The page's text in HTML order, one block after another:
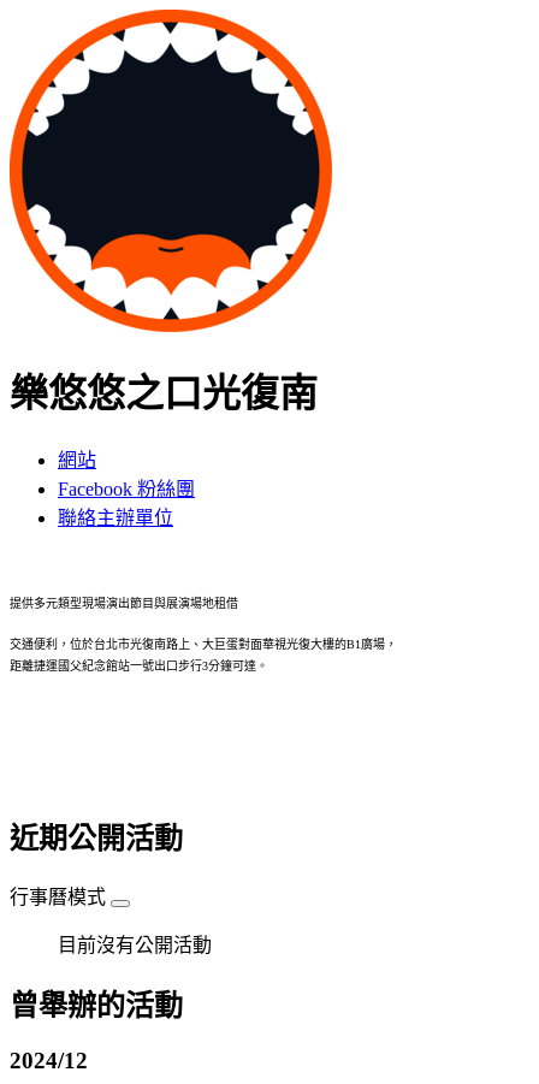
樂悠悠之口光復南
網站
Facebook 粉絲團
聯絡主辦單位
提供多元類型現場演出節目與展演場地租借
交通便利，位於台北市光復南路上、大巨蛋對面華視光復大樓的B1廣場，
距離捷運國父紀念館站一號出口步行3分鐘可達。
近期公開活動
行事曆模式
目前沒有公開活動
曾舉辦的活動
2024/12